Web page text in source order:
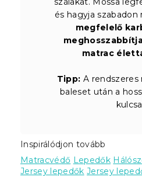
és hagyja szabadon
megfelelő
matrac
Tipp: A rendszeres
baleset után a
Inspirálódjon tovább
Matracvédő Lepedők
Jersey lepedők Jersey